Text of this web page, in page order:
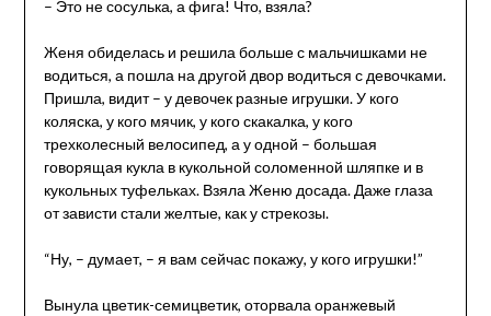
– Это не сосулька, а фига! Что, взяла?
Женя обиделась и решила больше с мальчишками не
водиться, а пошла на другой двор водиться с девочками.
Пришла, видит – у девочек разные игрушки. У кого
коляска, у кого мячик, у кого скакалка, у кого
трехколесный велосипед, а у одной – большая
говорящая кукла в кукольной соломенной шляпке и в
кукольных туфельках. Взяла Женю досада. Даже глаза
от зависти стали желтые, как у стрекозы.
“Ну, – думает, – я вам сейчас покажу, у кого игрушки!”
Вынула цветик-семицветик, оторвала оранжевый